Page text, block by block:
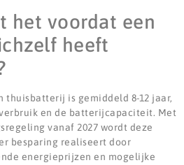
het voordat een
heeft
thuisbatterij is gemiddeld 8-12 jaar,
en de batterijcapaciteit. Met
vanaf 2027 wordt deze
besparing realiseert door
energieprijzen en mogelijke